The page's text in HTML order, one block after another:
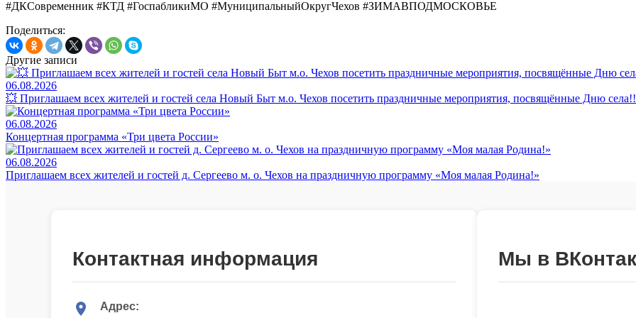
#ДКСовременник #КТД #ГоспабликиМО #МуниципальныйОкругЧехов #ЗИМАВПОДМОСКОВЬЕ
Поделиться:
Другие записи
06.08.2026
💥 Приглашаем всех жителей и гостей села Новый Быт м.о. Чехов посетить праздничные мероприятия, посвящённые Дню
06.08.2026
Концертная программа «Три цвета России»
06.08.2026
Приглашаем всех жителей и гостей д. Сергеево м. о. Чехов на праздничную программу «Моя малая Родина!»
Контактная информация
Адрес:
Мы в